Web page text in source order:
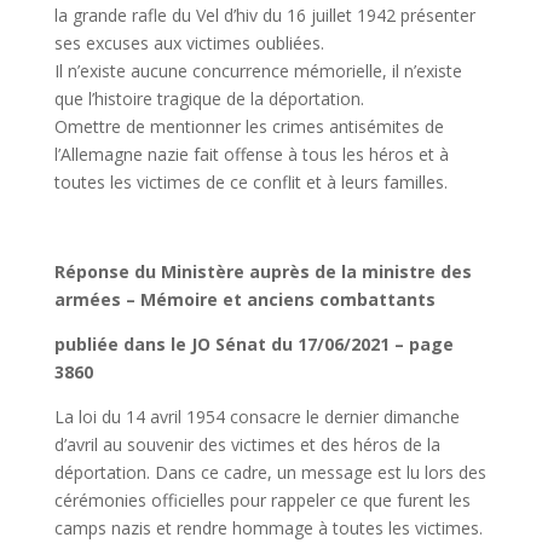
la grande rafle du Vel d’hiv du 16 juillet 1942 présenter
ses excuses aux victimes oubliées.
Il n’existe aucune concurrence mémorielle, il n’existe
que l’histoire tragique de la déportation.
Omettre de mentionner les crimes antisémites de
l’Allemagne nazie fait offense à tous les héros et à
toutes les victimes de ce conflit et à leurs familles.
Réponse du Ministère auprès de la ministre des
armées – Mémoire et anciens combattants
publiée dans le JO Sénat du 17/06/2021 – page
3860
La loi du 14 avril 1954 consacre le dernier dimanche
d’avril au souvenir des victimes et des héros de la
déportation. Dans ce cadre, un message est lu lors des
cérémonies officielles pour rappeler ce que furent les
camps nazis et rendre hommage à toutes les victimes.